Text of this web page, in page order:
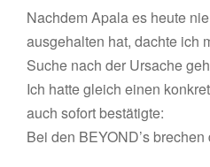
Nachdem Apala es heute
ausgehalten hat, dachte ich
Suche nach der Ursache
Ich hatte gleich einen
auch sofort bestätigte:
Bei den BEYOND’s